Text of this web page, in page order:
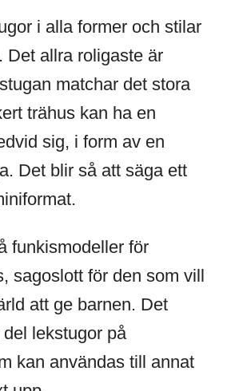
i alla former och stilar
Det allra roligaste är
matchar det stora
trähus kan ha en
sig, i form av en
Det blir så att säga ett
funkismodeller för
sagoslott för den som vill
att ge barnen. Det
lekstugor på
kan användas till annat